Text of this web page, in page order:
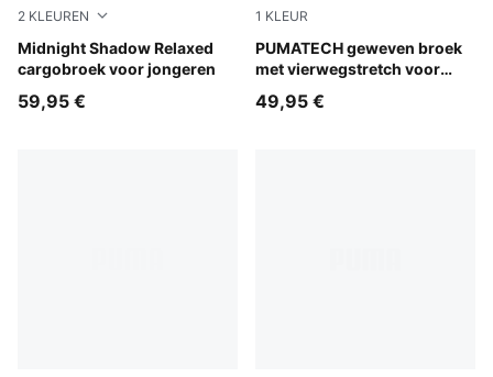
2 KLEUREN
Midnight Shadow Relaxed
cargobroek voor jongeren
Puma Black
59,95 €
1 KLEUR
PUMATECH geweven broek
met vierwegstretch voor
Puma Black
49,95 €